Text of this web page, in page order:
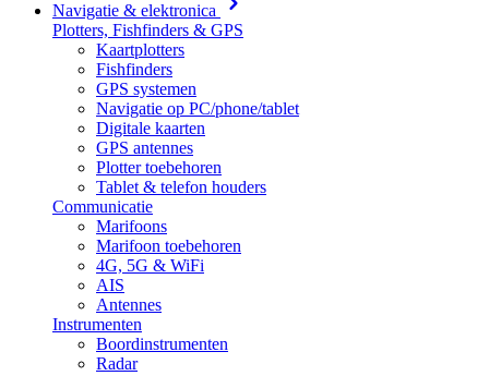
Navigatie & elektronica
Plotters, Fishfinders & GPS
Kaartplotters
Fishfinders
GPS systemen
Navigatie op PC/phone/tablet
Digitale kaarten
GPS antennes
Plotter toebehoren
Tablet & telefon houders
Communicatie
Marifoons
Marifoon toebehoren
4G, 5G & WiFi
AIS
Antennes
Instrumenten
Boordinstrumenten
Radar